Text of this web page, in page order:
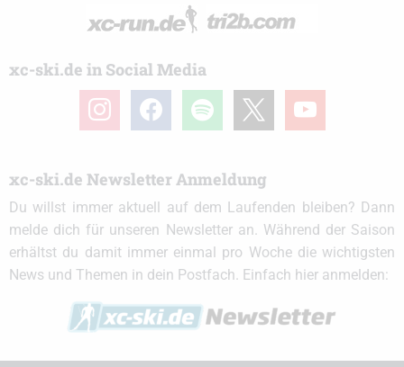
xc-ski.de in Social Media
instagramfacebook spotify youtube
xc-ski.de Newsletter Anmeldung
Du willst immer aktuell auf dem Laufenden bleiben? Dann
melde dich für unseren Newsletter an. Während der Saison
erhältst du damit immer einmal pro Woche die wichtigsten
News und Themen in dein Postfach. Einfach hier anmelden: